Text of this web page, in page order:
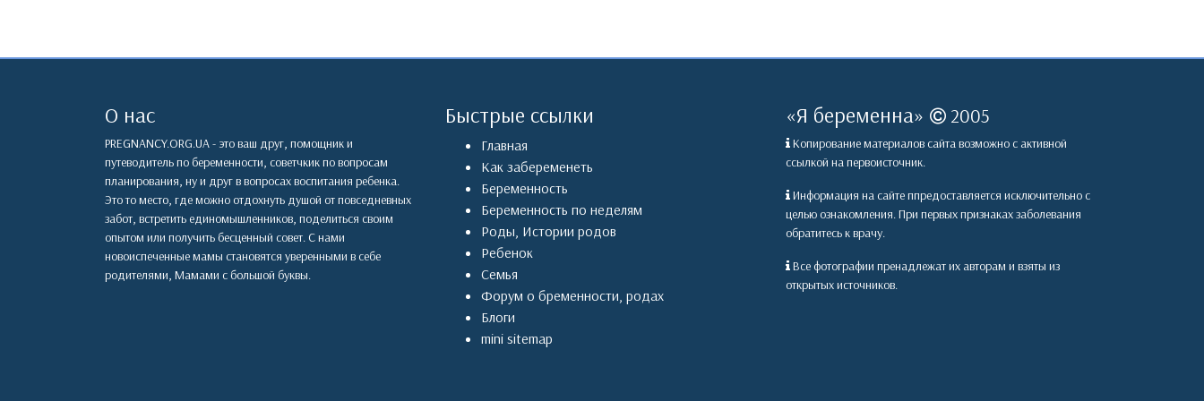
О нас
PREGNANCY.ORG.UA - это ваш друг, помощник и
путеводитель по беременности, советчкик по вопросам
планирования, ну и друг в вопросах воспитания ребенка.
Это то место, где можно отдохнуть душой от повседневных
забот, встретить единомышленников, поделиться своим
опытом или получить бесценный совет. С нами
новоиспеченные мамы становятся уверенными в себе
родителями, Мамами с большой буквы.
Быстрые ссылки
Главная
Как забеременеть
Беременность
Беременность по неделям
Роды, Истории родов
Ребенок
Семья
Форум о бременности, родах
Блоги
mini sitemap
«Я беременна» 2005
Копирование материалов сайта возможно с активной
ссылкой на первоисточник.
Информация на сайте ппредоставляется исключительно с
целью ознакомления. При первых признаках заболевания
обратитесь к врачу.
Все фотографии пренадлежат их авторам и взяты из
открытых источников.